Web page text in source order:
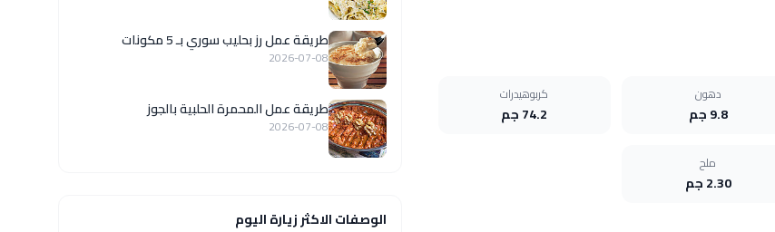
دهون
9.8 جم
كربوهيدرات
74.2 جم
ملح
2.30 جم
طريقة عمل رز بحليب سوري بـ 5 مكونات
2026-07-08
طريقة عمل المحمرة الحلبية بالجوز
2026-07-08
الوصفات الاكثر زيارة اليوم